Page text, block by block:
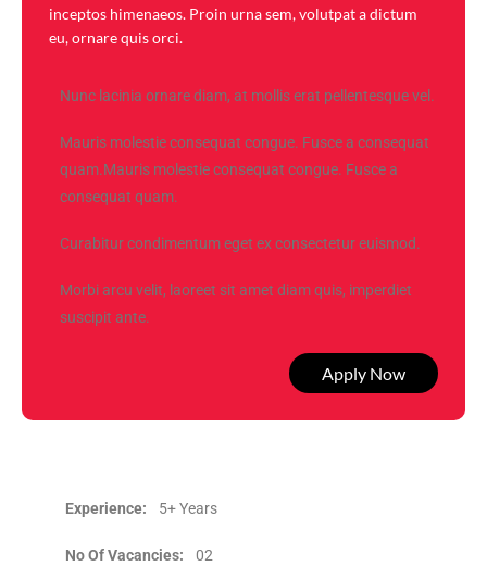
inceptos himenaeos. Proin urna sem, volutpat a dictum
eu, ornare quis orci.
Nunc lacinia ornare diam, at mollis erat pellentesque vel.
Mauris molestie consequat congue. Fusce a consequat
quam.Mauris molestie consequat congue. Fusce a
consequat quam.
Curabitur condimentum eget ex consectetur euismod.
Morbi arcu velit, laoreet sit amet diam quis, imperdiet
suscipit ante.
Apply Now
Experience: 5+ Years
No Of Vacancies: 02